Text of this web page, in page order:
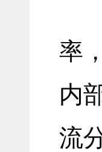
率
内
流